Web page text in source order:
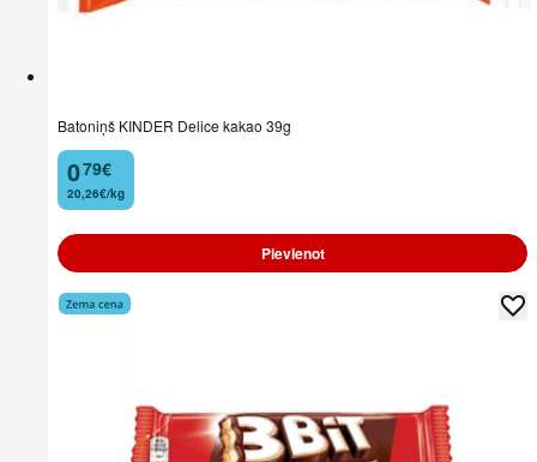
Batoniņš KINDER Delice kakao 39g
0
. 79€
20,26€/kg
Pievienot